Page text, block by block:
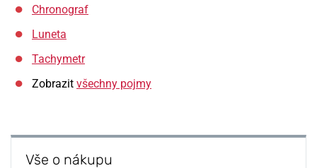
Chronograf
Luneta
Tachymetr
Zobrazit všechny pojmy
Vše o nákupu